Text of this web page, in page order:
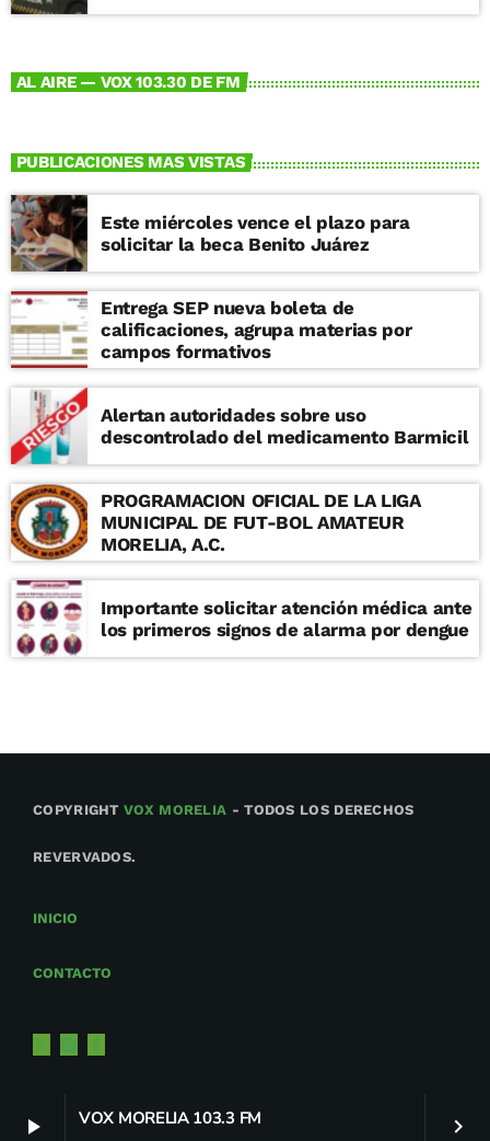
play_arrow VOX MORELIA 103.3 FM keyboard_arrow_right
AL AIRE — VOX 103.30 DE FM
PUBLICACIONES MAS VISTAS
Este miércoles vence el plazo para
solicitar la beca Benito Juárez
Entrega SEP nueva boleta de
calificaciones, agrupa materias por
campos formativos
Alertan autoridades sobre uso
descontrolado del medicamento Barmicil
PROGRAMACION OFICIAL DE LA LIGA
MUNICIPAL DE FUT-BOL AMATEUR
MORELIA, A.C.
Importante solicitar atención médica ante
los primeros signos de alarma por dengue
COPYRIGHTVOX MORELIA - TODOS LOS DERECHOS
REVERVADOS.
INICIO
CONTACTO